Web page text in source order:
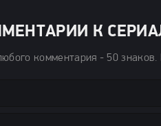
К
комментария - 50